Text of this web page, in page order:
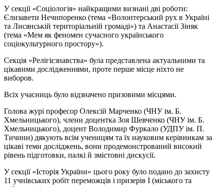
У секції «Соціологія» найкращими визнані дві роботи:
Єлизавети Нечипоренко (тема «Волонтерський рух в Україні
та Лисянській територіальній громаді») та Анастасії Зіняк
(тема «Мем як феномен сучасного українського
соціокультурного простору»).
Секція «Релігієзнавства» була представлена актуальними та
цікавими дослідженнями, проте перше місце ніхто не
виборов.
Всіх учасниць було відзначено призовими місцями.
Голова журі професор Олексій Марченко (ЧНУ ім. Б.
Хмельницького), члени доцентка Зоя Шевченко (ЧНУ ім. Б.
Хмельницького), доцент Володимир Фуркало (УДПУ ім. П.
Тичини) дякують всім ученицям та їх науковим керівникам за
цікаві теми досліджень, вони продемонстрований високий
рівень підготовки, палкі й змістовні дискусії.
У секції «Історія України» цього року було подано до захисту
11 учнівських робіт переможців і призерів І (міського та